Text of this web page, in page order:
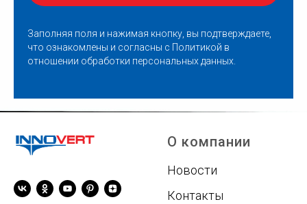
Заполняя поля и нажимая кнопку, вы подтверждаете,
что ознакомлены и согласны с Политикой в
отношении обработки персональных данных
О компании
Новости
Контакты